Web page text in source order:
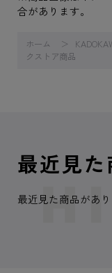
合があります。
ホーム
クストア商品
最近見た
最近見た商品があり